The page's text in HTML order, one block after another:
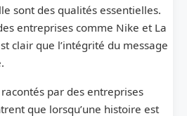
sont des qualités essentielles.
entreprises comme Nike et La
clair que l’intégrité du message
par des entreprises
que lorsqu’une histoire est